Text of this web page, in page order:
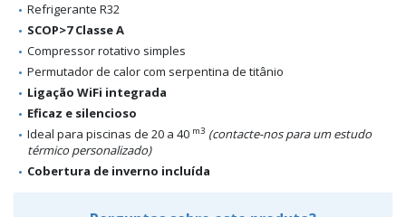
Refrigerante R32
SCOP>7 Classe A
Compressor rotativo simples
Permutador de calor com serpentina de titânio
Ligação WiFi integrada
Eficaz e silencioso
Ideal para piscinas de 20 a 40 m3 (contacte-nos para um estudo
térmico personalizado)
Cobertura de inverno incluída